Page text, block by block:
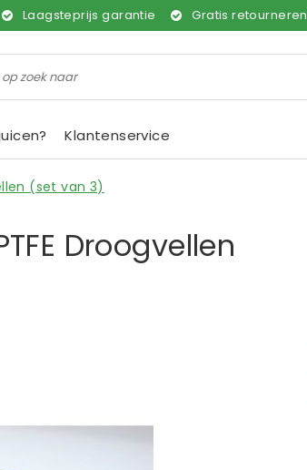
Laagsteprijs garantie Gratis
Klantenservice
(set van 3)
Droogvellen